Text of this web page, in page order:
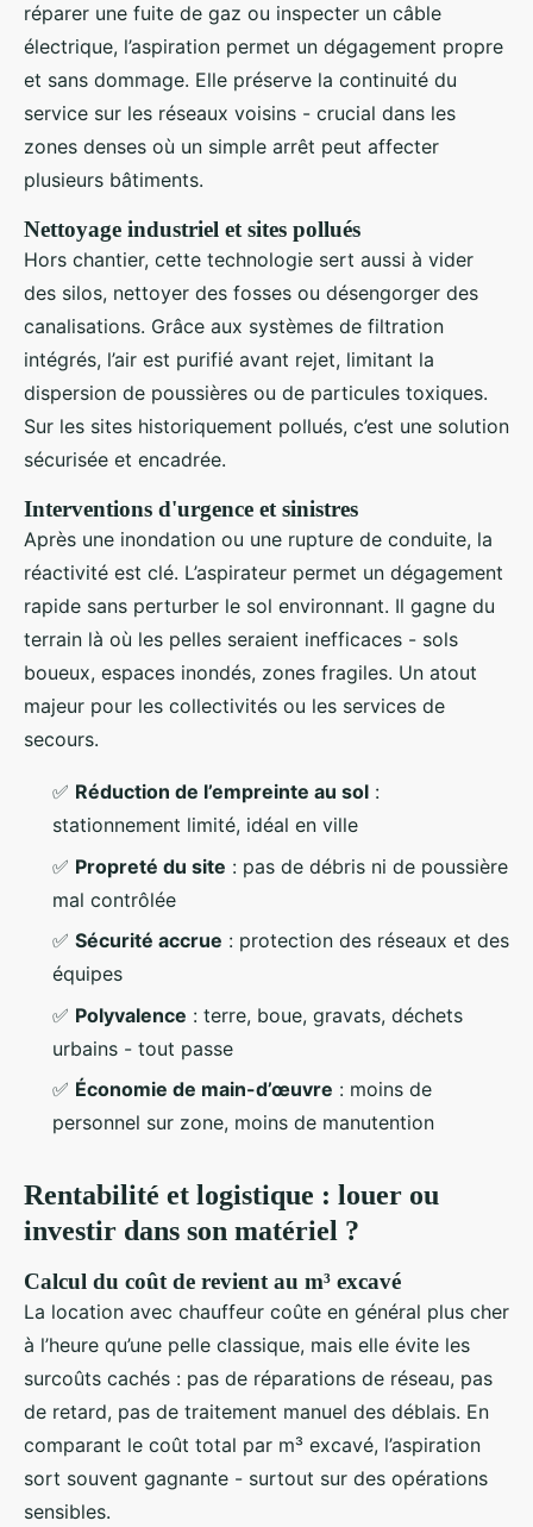
réparer une fuite de gaz ou inspecter un câble
électrique, l’aspiration permet un dégagement propre
et sans dommage. Elle préserve la continuité du
service sur les réseaux voisins - crucial dans les
zones denses où un simple arrêt peut affecter
plusieurs bâtiments.
Nettoyage industriel et sites pollués
Hors chantier, cette technologie sert aussi à vider
des silos, nettoyer des fosses ou désengorger des
canalisations. Grâce aux systèmes de filtration
intégrés, l’air est purifié avant rejet, limitant la
dispersion de poussières ou de particules toxiques.
Sur les sites historiquement pollués, c’est une solution
sécurisée et encadrée.
Interventions d'urgence et sinistres
Après une inondation ou une rupture de conduite, la
réactivité est clé. L’aspirateur permet un dégagement
rapide sans perturber le sol environnant. Il gagne du
terrain là où les pelles seraient inefficaces - sols
boueux, espaces inondés, zones fragiles. Un atout
majeur pour les collectivités ou les services de
secours.
✅ Réduction de l’empreinte au sol :
stationnement limité, idéal en ville
✅ Propreté du site : pas de débris ni de poussière
mal contrôlée
✅ Sécurité accrue : protection des réseaux et des
équipes
✅ Polyvalence : terre, boue, gravats, déchets
urbains - tout passe
✅ Économie de main-d’œuvre : moins de
personnel sur zone, moins de manutention
Rentabilité et logistique : louer ou
investir dans son matériel ?
Calcul du coût de revient au m³ excavé
La location avec chauffeur coûte en général plus cher
à l’heure qu’une pelle classique, mais elle évite les
surcoûts cachés : pas de réparations de réseau, pas
de retard, pas de traitement manuel des déblais. En
comparant le coût total par m³ excavé, l’aspiration
sort souvent gagnante - surtout sur des opérations
sensibles.